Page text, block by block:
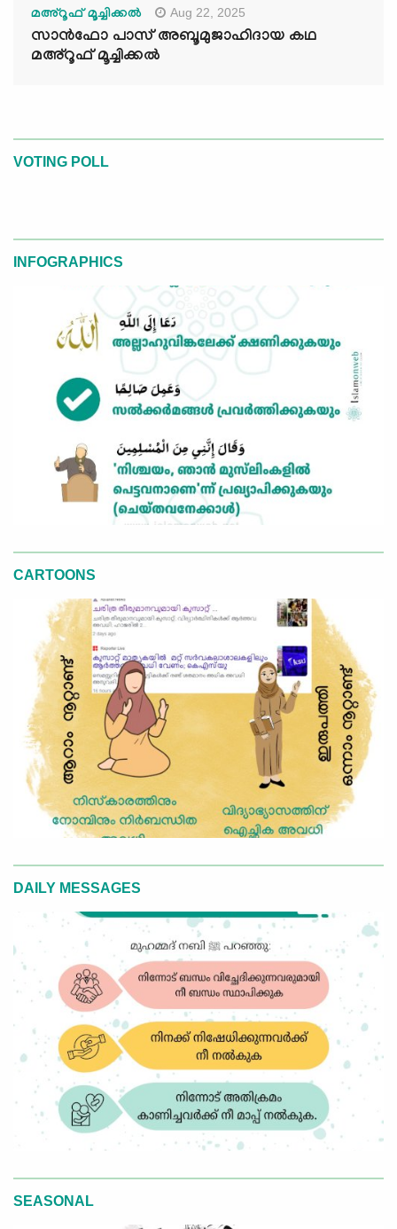
മഅ്റൂഫ് മൂച്ചിക്കല്‍ Aug 22, 2025
സാൻഫോ പാസ് അബൂമുജാഹിദായ കഥ
മഅ്റൂഫ് മൂച്ചിക്കല്‍
VOTING POLL
INFOGRAPHICS
CARTOONS
DAILY MESSAGES
SEASONAL